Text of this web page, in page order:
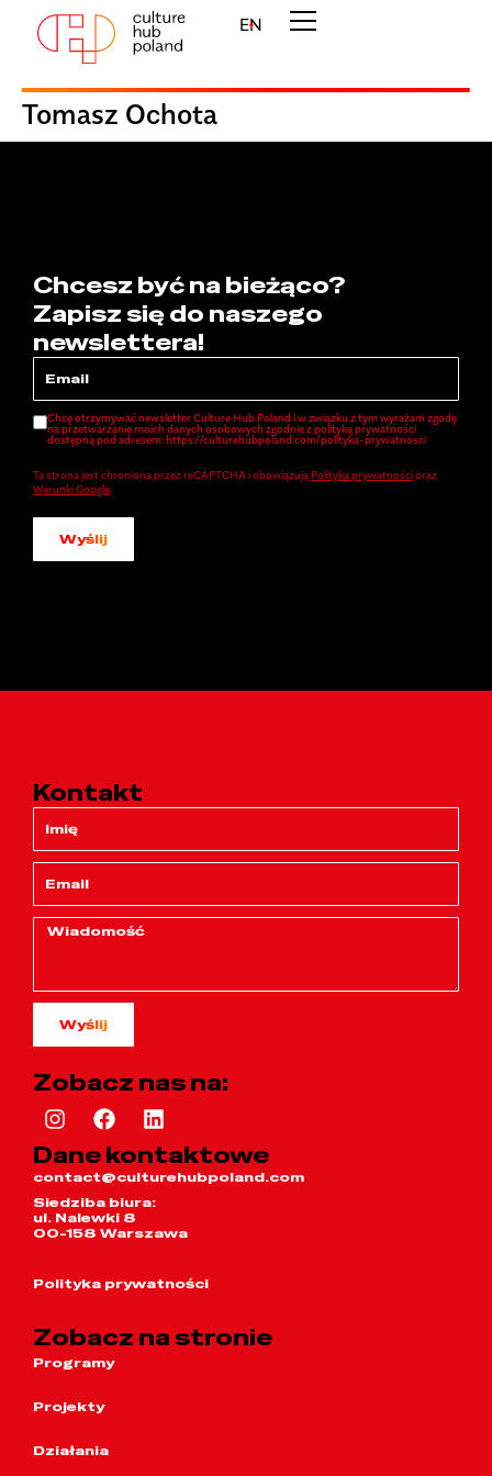
EN
Tomasz Ochota
Chcesz być na bieżąco?
Zapisz się do naszego
newslettera!
Chcę otrzymywać newsletter Culture Hub Poland i w związku z tym wyrażam zgodę
na przetwarzanie moich danych osobowych zgodnie z polityką prywatności
dostępną pod adresem: https://culturehubpoland.com/polityka-prywatnosci
Ta strona jest chroniona przez reCAPTCHA i obowiązują Polityka prywatnościoraz
Warunki Google
Wyślij
Kontakt
Wyślij
Zobacz nas na:
Dane kontaktowe
contact@culturehubpoland.com
Siedziba biura:
ul. Nalewki 8
00-158 Warszawa
Polityka prywatności
Zobacz na stronie
Programy
Projekty
Działania